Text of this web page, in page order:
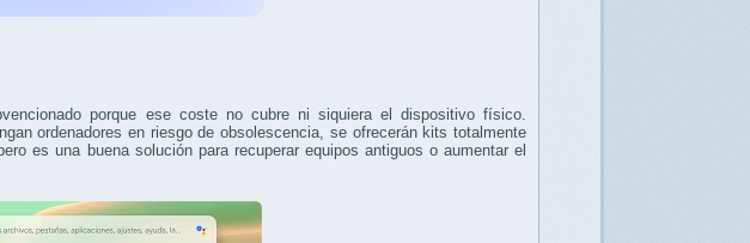
porque ese coste no cubre ni siquiera el dispositivo físico.
ordenadores en riesgo de obsolescencia, se ofrecerán kits totalmente
es una buena solución para recuperar equipos antiguos o aumentar el